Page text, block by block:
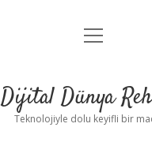
Anasayfa
Yasal Uyarı
menüyü
Dijital Dünya
Teknolojiyle dolu keyifli bir